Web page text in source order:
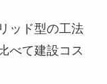
ッド型の工法
べて建設コス